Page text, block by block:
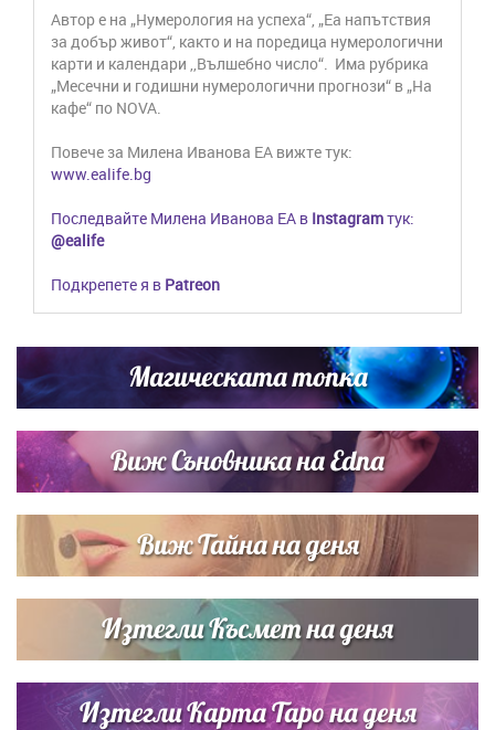
Автор е на „Нумерология на успеха“, „Еа напътствия
за добър живот“, както и на поредица нумерологични
карти и календари ,,Вълшебно число“. Има рубрика
„Месечни и годишни нумерологични прогнози“ в „На
кафе“ по NOVA.
Повече за Милена Иванова ЕA вижте тук:
www.ealife.bg
Последвайте Милена Иванова ЕА в Instagramтук:
@ealife
Подкрепете я в Patreon
Магическата топка
Виж Съновника на Edna
Виж Тайна на деня
Изтегли Късмет на деня
Изтегли Карта Таро на деня